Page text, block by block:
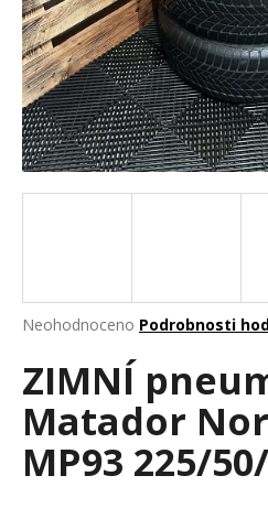
Průměrné
produktu
je
0,0
5
hvězdiček.
Neohodnoceno Podrobnosti
ZIMNÍ
Matador
MP93 225/
a
j
í
t
?
o
p
o
r
u